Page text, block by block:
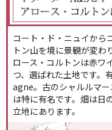
コート・ド・ニュイから
トン山を境に景観が変わ
ロース・コルトンは赤ワ
つ、選ばれた土地です
agne。古のシャルルマ
は特に有名です。畑は日
立地にあります。